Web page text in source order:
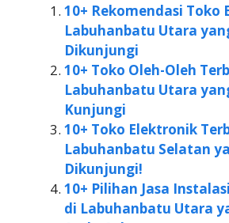
10+ Rekomendasi Toko
Labuhanbatu Utara
Dikunjungi
10+ Toko Oleh-Oleh
Labuhanbatu Utara
Kunjungi
10+ Toko Elektronik
Labuhanbatu Selatan
Dikunjungi!
10+ Pilihan Jasa
di Labuhanbatu Utara